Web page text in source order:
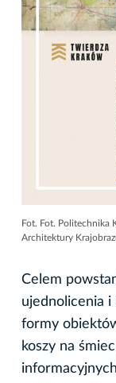
Fot. Fot. Politechnika
Architektury
Celem
ujednolicenia i
formy
koszy na